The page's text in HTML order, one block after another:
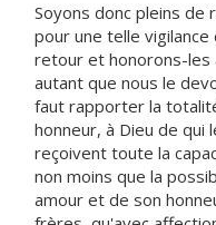
Soyons donc pleins de
pour une telle
retour et honorons-les
autant que nous le
faut rapporter la
honneur, à Dieu de qui
reçoivent toute la
non moins que la
amour et de son